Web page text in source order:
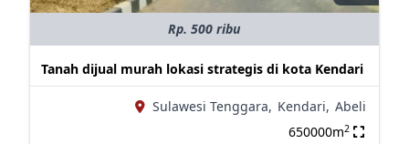
Rp. 500 ribu
Tanah dijual murah lokasi strategis di kota Kendari
Sulawesi Tenggara, Kendari, Abeli
650000m2